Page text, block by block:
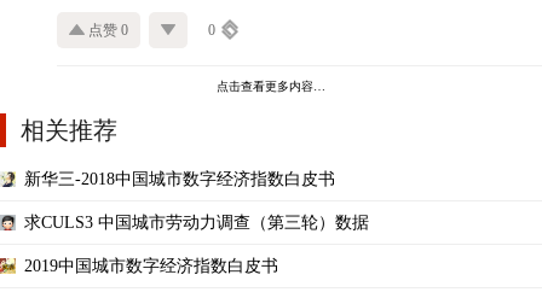
点赞 0 0
点击查看更多内容…
相关推荐
新华三-2018中国城市数字经济指数白皮书
求CULS3 中国城市劳动力调查（第三轮）数据
2019中国城市数字经济指数白皮书